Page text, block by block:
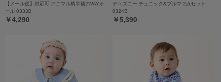
【メール便】対応可 アニマル柄半袖2WAYオ
ール 0333B
￥4,290
ディズニー チュニック&ブルマ 2点セット
0324B
￥5,390